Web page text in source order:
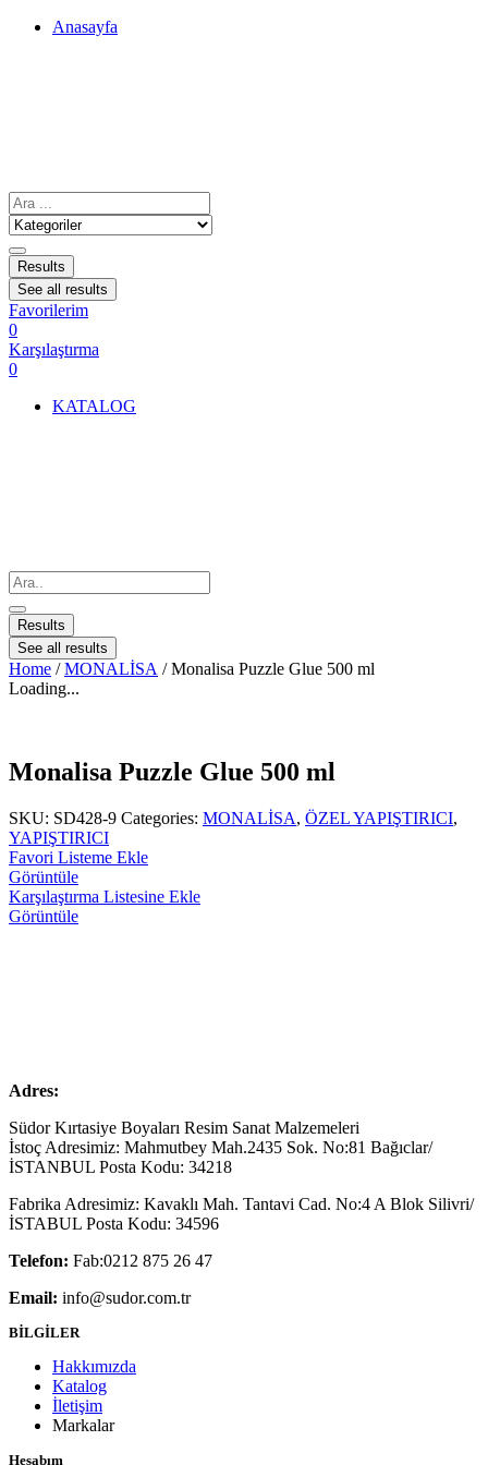
Anasayfa
Results
See all results
Favorilerim
0
Karşılaştırma
0
KATALOG
Results
See all results
Home /MONALİSA / Monalisa Puzzle Glue 500 ml
Loading...
Monalisa Puzzle Glue 500 ml
SKU: SD428-9 Categories: MONALİSA, ÖZEL YAPIŞTIRICI,
YAPIŞTIRICI
Favori Listeme Ekle
Görüntüle
Karşılaştırma Listesine Ekle
Görüntüle
Adres:
Südor Kırtasiye Boyaları Resim Sanat Malzemeleri
İstoç Adresimiz: Mahmutbey Mah.2435 Sok. No:81 Bağıclar/
İSTANBUL Posta Kodu: 34218
Fabrika Adresimiz: Kavaklı Mah. Tantavi Cad. No:4 A Blok Silivri/
İSTABUL Posta Kodu: 34596
Telefon: Fab:0212 875 26 47
Email: info@sudor.com.tr
BİLGİLER
Hakkımızda
Katalog
İletişim
Markalar
Hesabım